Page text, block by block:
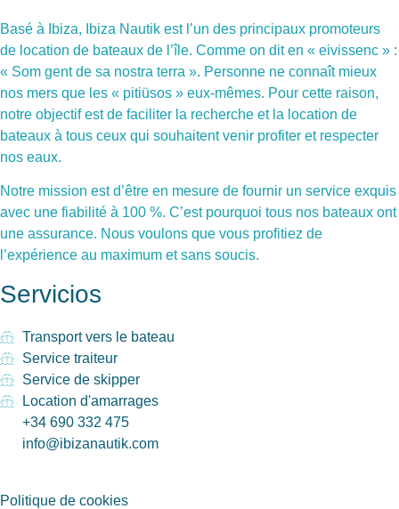
Basé à Ibiza, Ibiza Nautik est l’un des principaux promoteurs
de location de bateaux de l’île. Comme on dit en « eivissenc » :
« Som gent de sa nostra terra ». Personne ne connaît mieux
nos mers que les « pitiüsos » eux-mêmes. Pour cette raison,
notre objectif est de faciliter la recherche et la location de
bateaux à tous ceux qui souhaitent venir profiter et respecter
nos eaux.
Notre mission est d’être en mesure de fournir un service exquis
avec une fiabilité à 100 %. C’est pourquoi tous nos bateaux ont
une assurance. Nous voulons que vous profitiez de
l’expérience au maximum et sans soucis.
Servicios
Transport vers le bateau
Service traiteur
Service de skipper
Location d'amarrages
+34 690 332 475
info@ibizanautik.com
Politique de cookies